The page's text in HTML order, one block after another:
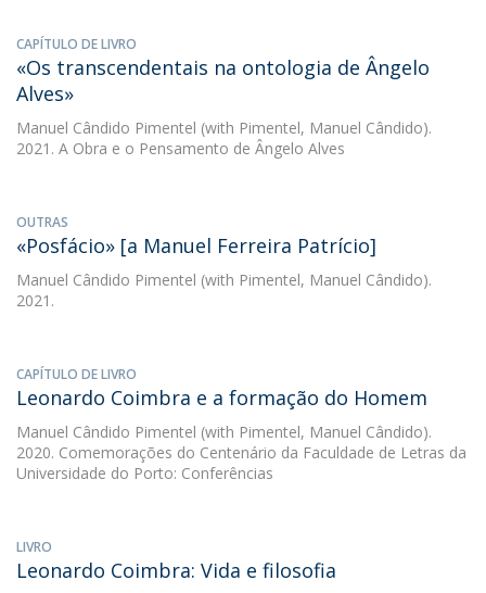
CAPÍTULO DE LIVRO
«Os transcendentais na ontologia de Ângelo
Alves»
Manuel Cândido Pimentel (with Pimentel, Manuel Cândido).
2021. A Obra e o Pensamento de Ângelo Alves
OUTRAS
«Posfácio» [a Manuel Ferreira Patrício]
Manuel Cândido Pimentel (with Pimentel, Manuel Cândido).
2021.
CAPÍTULO DE LIVRO
Leonardo Coimbra e a formação do Homem
Manuel Cândido Pimentel (with Pimentel, Manuel Cândido).
2020. Comemorações do Centenário da Faculdade de Letras da
Universidade do Porto: Conferências
LIVRO
Leonardo Coimbra: Vida e filosofia